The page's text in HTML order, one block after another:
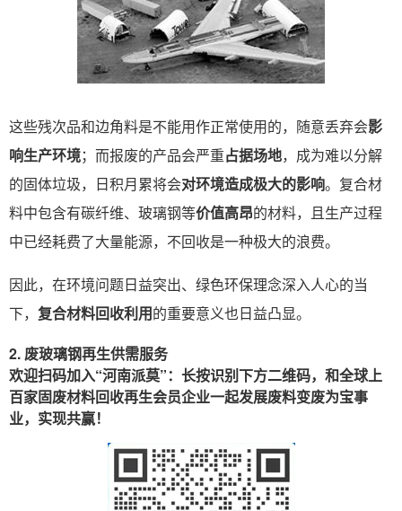
这些残次品和边角料是不能用作正常使用的，随意丢弃会影
响生产环境；而报废的产品会严重占据场地，成为难以分解
的固体垃圾，日积月累将会对环境造成极大的影响。复合材
料中包含有碳纤维、玻璃钢等价值高昂的材料，且生产过程
中已经耗费了大量能源，不回收是一种极大的浪费。
因此，在环境问题日益突出、绿色环保理念深入人心的当
下， 复合材料回收利用的重要意义也日益凸显。
2. 废玻璃钢再生供需服务
欢迎扫码加入“河南派莫”：长按识别下方二维码，和全球上
百家固废材料回收再生会员企业一起发展废料变废为宝事
业，实现共赢！